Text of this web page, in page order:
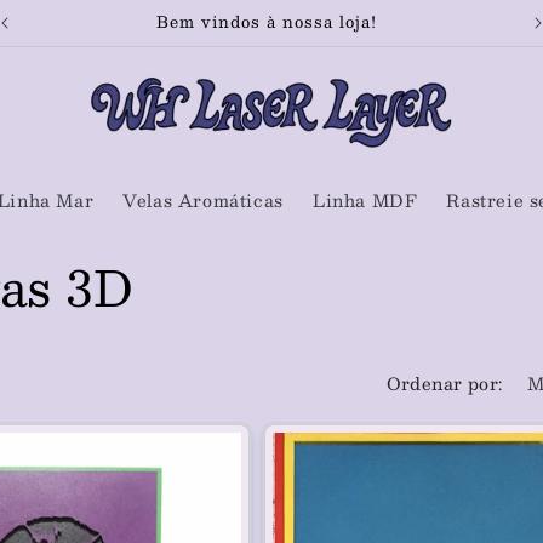
Bem vindos à nossa loja!
Mar Velas Aromáticas Linha MDF Rastreie
3D
Ordenar por: